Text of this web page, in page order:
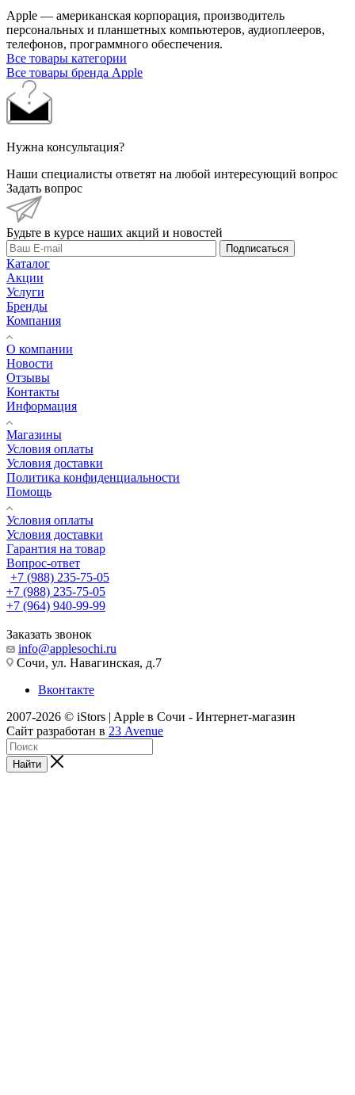
Apple — американская корпорация, производитель
персональных и планшетных компьютеров, аудиоплееров,
телефонов, программного обеспечения.
Все товары категории
Все товары бренда Apple
Нужна консультация?
Наши специалисты ответят на любой интересующий вопрос
Задать вопрос
Будьте в курсе наших акций и новостей
Подписаться
Каталог
Акции
Услуги
Бренды
Компания
О компании
Новости
Отзывы
Контакты
Информация
Магазины
Условия оплаты
Условия доставки
Политика конфиденциальности
Помощь
Условия оплаты
Условия доставки
Гарантия на товар
Вопрос-ответ
+7 (988) 235-75-05
+7 (988) 235-75-05
+7 (964) 940-99-99
Заказать звонок
info@applesochi.ru
Сочи, ул. Навагинская, д.7
Вконтакте
2007-2026 © iStors | Apple в Сочи - Интернет-магазин
Сайт разработан в 23 Avenue
Найти